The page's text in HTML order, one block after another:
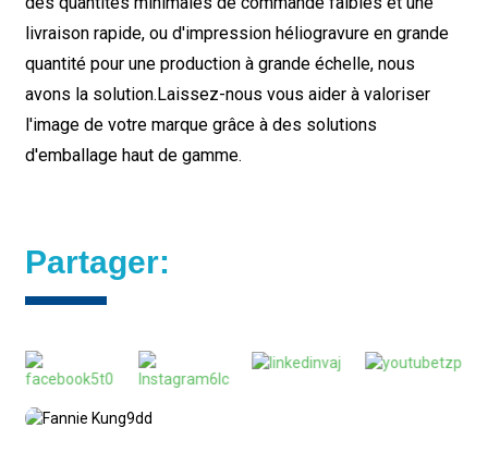
livraison rapide, ou d'impression héliogravure en grande
quantité pour une production à grande échelle, nous
avons la solution.Laissez-nous vous aider à valoriser
l'image de votre marque grâce à des solutions
d'emballage haut de gamme.
Partager: